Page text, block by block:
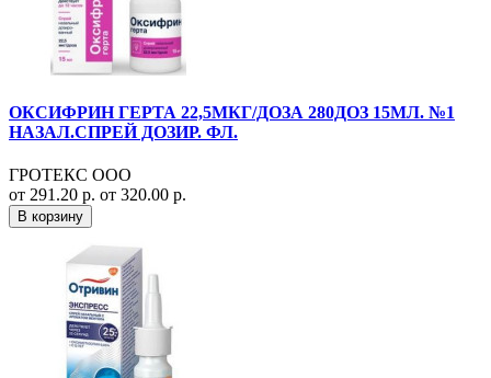
ОКСИФРИН ГЕРТА 22,5МКГ/ДОЗА 280ДОЗ 15МЛ. №1
НАЗАЛ.СПРЕЙ ДОЗИР. ФЛ.
ГРОТЕКС ООО
от 291.20 р. от 320.00 р.
В корзину